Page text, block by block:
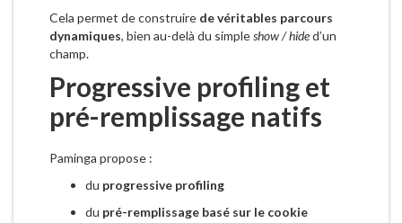
Cela permet de construire de véritables parcours
dynamiques, bien au-delà du simpleshow / hided’un
champ.
Progressive profiling et
pré-remplissage natifs
Paminga propose :
du progressive profiling
du pré-remplissage basé sur le cookie